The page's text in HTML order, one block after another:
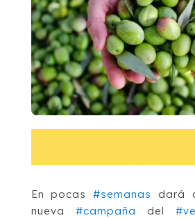
En pocas#semanas
dará
nueva #campaña del